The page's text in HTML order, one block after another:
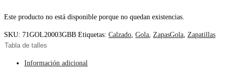
Este producto no está disponible porque no quedan existencias.
SKU: 71GOL20003GBB Etiquetas: Calzado, Gola, ZapasGola, Zapatillas
Tabla de talles
Información adicional